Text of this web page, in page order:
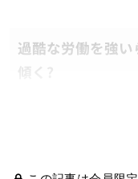
過酷な労働を強
傾く?